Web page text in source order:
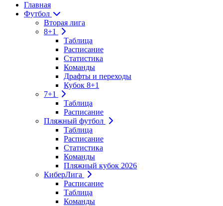
Главная
Футбол
Вторая лига
8+1
Таблица
Расписание
Статистика
Команды
Драфты и переходы
Кубок 8+1
7+1
Таблица
Расписание
Пляжный футбол
Таблица
Расписание
Статистика
Команды
Пляжный кубок 2026
КиберЛига
Расписание
Таблица
Команды